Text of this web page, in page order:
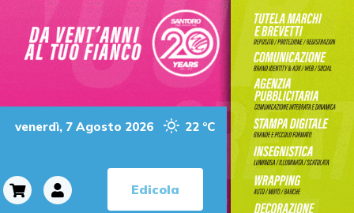
venerdì, 7 Agosto 2026 22 °C
Edicola